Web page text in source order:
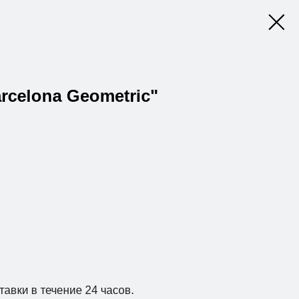
Geometric"
в течение 24 часов.